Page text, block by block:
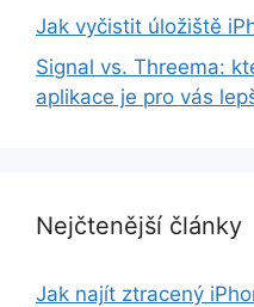
Jak vyčistit úložiště
Signal vs. Threema:
aplikace je pro vás
Nejčtenější články
Jak najít ztracený